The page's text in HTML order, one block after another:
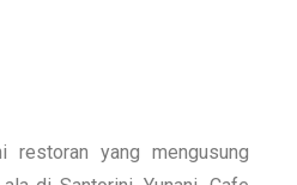
yang mengusung